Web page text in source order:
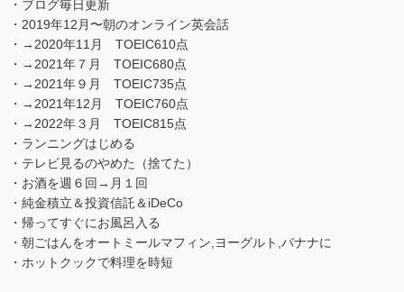
・ブログ毎日更新
・2019年12月〜朝のオンライン英会話
・→2020年11月 TOEIC610点
・→2021年７月 TOEIC680点
・→2021年９月 TOEIC735点
・→2021年12月 TOEIC760点
・→2022年３月 TOEIC815点
・ランニングはじめる
・テレビ見るのやめた（捨てた）
・お酒を週６回→月１回
・純金積立＆投資信託＆iDeCo
・帰ってすぐにお風呂入る
・朝ごはんをオートミールマフィン,ヨーグルト,バナナに
・ホットクックで料理を時短